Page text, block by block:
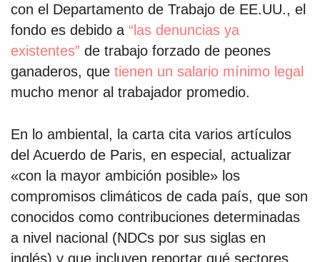
con el Departamento de Trabajo de EE.UU., el
fondo es debido a “las denuncias ya
existentes” de trabajo forzado de peones
ganaderos, que tienen un salario mínimo legal
mucho menor al trabajador promedio.
En lo ambiental, la carta cita varios artículos
del Acuerdo de Paris, en especial, actualizar
«con la mayor ambición posible» los
compromisos climáticos de cada país, que son
conocidos como contribuciones determinadas
a nivel nacional (NDCs por sus siglas en
inglés) y que incluyen reportar qué sectores